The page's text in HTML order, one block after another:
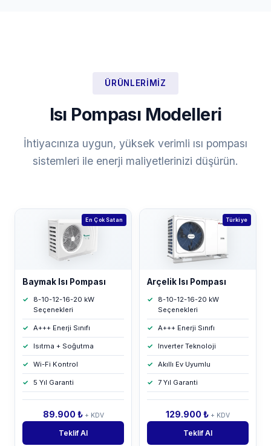
ÜRÜNLERIMIZ
Isı Pompası Modelleri
İhtiyacınıza uygun, yüksek verimli ısı pompası
sistemleri ile enerji maliyetlerinizi düşürün.
En Çok Satan
Baymak Isı Pompası
8-10-12-16-20 kW
Seçenekleri
A+++ Enerji Sınıfı
Isıtma + Soğutma
Wi-Fi Kontrol
5 Yıl Garanti
89.900 ₺ + KDV
Teklif Al
Türkiye
Arçelik Isı Pompası
8-10-12-16-20 kW
Seçenekleri
A+++ Enerji Sınıfı
Inverter Teknoloji
Akıllı Ev Uyumlu
7 Yıl Garanti
129.900 ₺ + KDV
Teklif Al